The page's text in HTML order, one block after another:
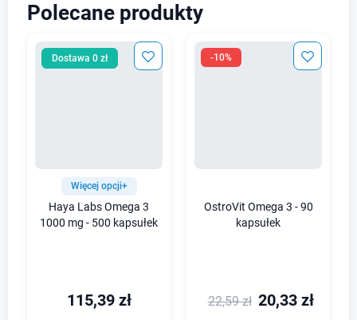
Polecane produkty
Dostawa 0 zł
Więcej opcji+
Haya Labs Omega 3
1000 mg - 500 kapsułek
115,39 zł
-10%
OstroVit Omega 3 - 90
kapsułek
22,59 zł 20,33 zł